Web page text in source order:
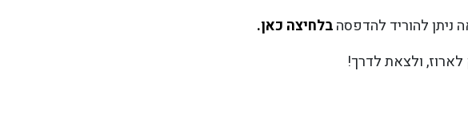
ניתן להוריד להדפסהבלחיצה כאן.
ולצאת לדרך!